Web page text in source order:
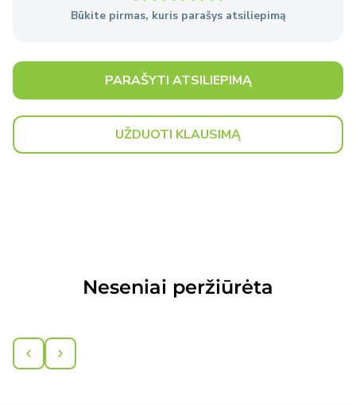
Išsami informacijaapie pristatymo sąlygas.
Būkite pirmas, kuris parašys atsiliepimą
PARAŠYTI ATSILIEPIMĄ
UŽDUOTI KLAUSIMĄ
Neseniai peržiūrėta